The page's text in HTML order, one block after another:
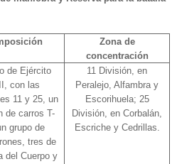
Zona de
concentración
de Ejército
con las
11 y 25, un
de carros T-
grupo de
tres de
del Cuerpo y
11 División, en
Peralejo, Alfambra y
Escorihuela; 25
División, en Corbalán,
Escriche y Cedrillas.